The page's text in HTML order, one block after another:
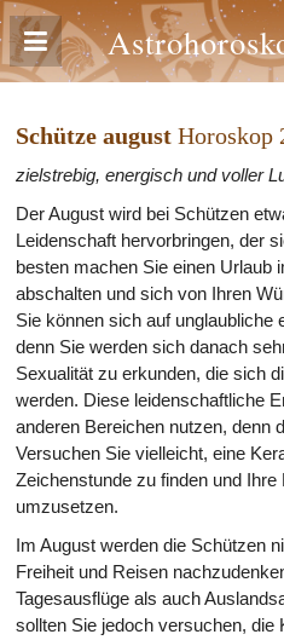
Schütze august Horoskop
zielstrebig, energisch und voller
Der August wird bei Schützen
Leidenschaft hervorbringen, der
besten machen Sie einen Urlaub
abschalten und sich von Ihren
Sie können sich auf unglaubliche
denn Sie werden sich danach
Sexualität zu erkunden, die sich
werden. Diese leidenschaftliche
anderen Bereichen nutzen, denn
Versuchen Sie vielleicht, eine
Zeichenstunde zu finden und Ihre
umzusetzen.
Im August werden die Schützen
Freiheit und Reisen
Tagesausflüge als auch
sollten Sie jedoch versuchen, die